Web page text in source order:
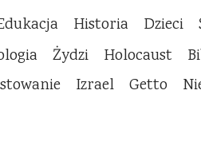
Historia Dzieci
Żydzi Holocaust
Izrael Getto